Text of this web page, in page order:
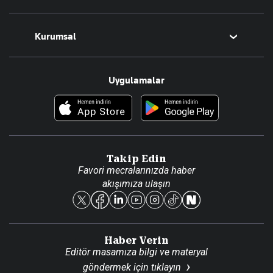
Magazin
Teknoloji
Resmî Ilanlar
Foto Haber
Kurumsal
Hakkımızda
Künye
Reklam Ver
Uygulamalar
Takip Edin
Favori mecralarınızda haber
akışımıza ulaşın
Haber Verin
Editör masamıza bilgi ve materyal
göndermek için tıklayın